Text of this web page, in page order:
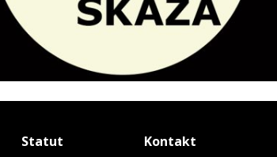
Statut Kontakt